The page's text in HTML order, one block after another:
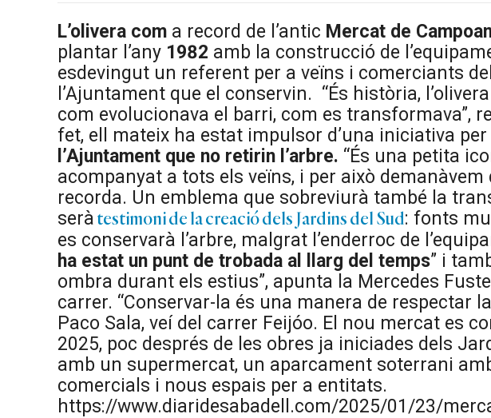
L’olivera com a record de l’antic Mercat de
plantar l’any 1982 amb la construcció de
esdevingut un referent per a veïns i comerciants
l’Ajuntament que el conservin. “És història,
com evolucionava el barri, com es transformava”,
fet, ell mateix ha estat impulsor d’una iniciativa per
l’Ajuntament que no retirin l’arbre. “És una petita
acompanyat a tots els veïns, i per això demanàvem
recorda. Un emblema que sobreviurà també la
serà testimoni de la creació dels Jardins del Sud : fonts
es conservarà l’arbre, malgrat l’enderroc de
ha estat un punt de trobada al llarg del temps” i
ombra durant els estius”, apunta la Mercedes
carrer. “Conservar-la és una manera de respectar
Paco Sala, veí del carrer Feijóo. El nou mercat es
2025, poc després de les obres ja iniciades dels
amb un supermercat, un aparcament soterrani
comercials i nous espais per a entitats.
https://www.diaridesabadell.com/2025/01/23/